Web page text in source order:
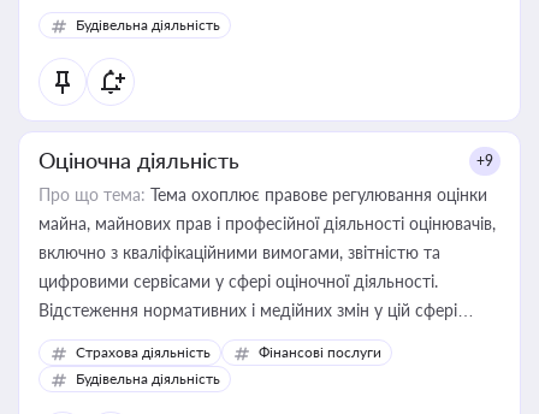
Будівельна діяльність
Оціночна діяльність +9
Про що тема: Тема охоплює правове регулювання оцінки
майна, майнових прав і професійної діяльності оцінювачів,
включно з кваліфікаційними вимогами, звітністю та
цифровими сервісами у сфері оціночної діяльності.
Відстеження нормативних і медійних змін у цій сфері
корисне для власника бізнесу, керівника, юриста або
бухгалтера під час оподаткування, приватизації, оренди
державного майна, корпоративних угод і перевірки
Страхова діяльність
Фінансові послуги
Будівельна діяльність